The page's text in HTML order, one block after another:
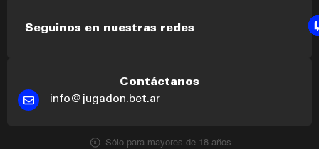
Seguinos en nuestras redes
Contáctanos
info@jugadon.bet.ar
Sólo para mayores de 18 años.